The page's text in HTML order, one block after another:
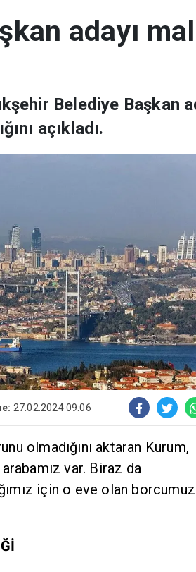
adayı mal
Belediye Başkan
açıkladı.
27.02.2024 09:06
olmadığını aktaran Kurum,
var. Biraz da
için o eve olan borcumuz